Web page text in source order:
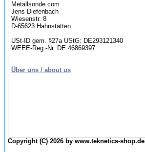
Metallsonde.com
Jens Diefenbach
Wiesenstr. 8
D-65623 Hahnstätten
USt-ID gem. §27a UStG: DE293121340
WEEE-Reg.-Nr. DE 46869397
Über uns / about us
Copyright (C) 2026 by www.teknetics-shop.de